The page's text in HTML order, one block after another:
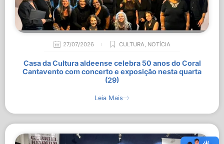
27/07/2026 CULTURA, NOTÍCIA
Casa da Cultura aldeense celebra 50 anos do Coral
Cantavento com concerto e exposição nesta quarta
(29)
Leia Mais